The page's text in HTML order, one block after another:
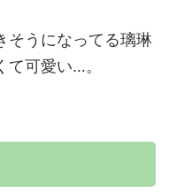
そうになってる璃琳
て可愛い…。